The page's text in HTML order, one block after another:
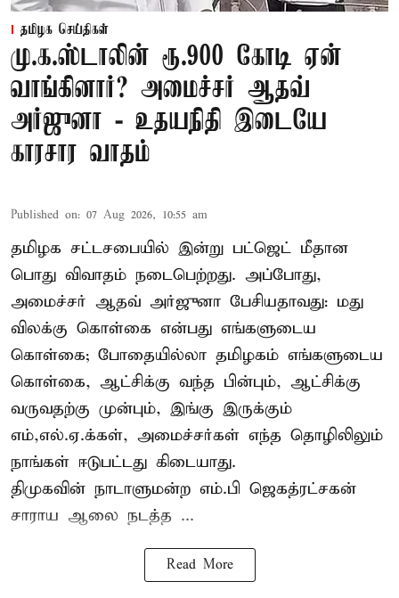
தமிழக செய்திகள்
மு.க.ஸ்டாலின் ரூ.900 கோடி ஏன்
வாங்கினார்? அமைச்சர் ஆதவ்
அர்ஜுனா - உதயநிதி இடையே
காரசார வாதம்
Published on: 07 Aug 2026, 10:55 am
தமிழக சட்டசபையில் இன்று பட்ஜெட் மீதான
பொது விவாதம் நடைபெற்றது. அப்போது,
அமைச்சர் ஆதவ் அர்ஜுனா பேசியதாவது: மது
விலக்கு கொள்கை என்பது எங்களுடைய
கொள்கை; போதையில்லா தமிழகம் எங்களுடைய
கொள்கை, ஆட்சிக்கு வந்த பின்பும், ஆட்சிக்கு
வருவதற்கு முன்பும், இங்கு இருக்கும்
எம்,எல்.ஏ.க்கள், அமைச்சர்கள் எந்த தொழிலிலும்
நாங்கள் ஈடுபட்டது கிடையாது.
திமுகவின் நாடாளுமன்ற எம்.பி ஜெகத்ரட்சகன்
சாராய ஆலை நடத்த ...
Read More